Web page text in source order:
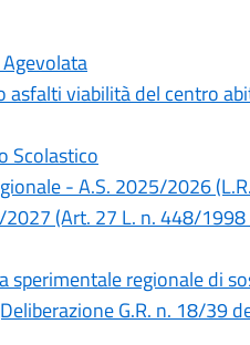
viabilità del centro
Scolastico
- A.S. 2025/2026
(Art. 27 L. n. 448/1998
sperimentale regionale di
G.R. n. 18/39